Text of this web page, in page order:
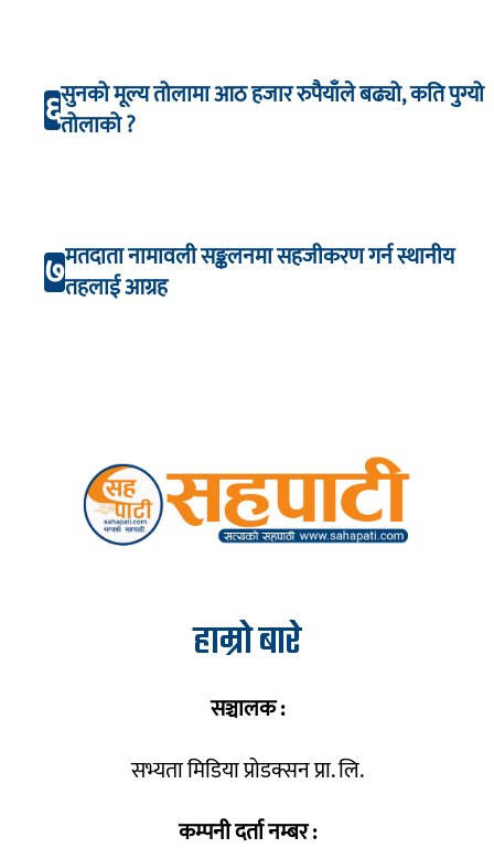
६सुनको मूल्य तोलामा आठ हजार रुपैयाँले बढ्यो, कति पुग्यो
तोलाको ?
७मतदाता नामावली सङ्कलनमा सहजीकरण गर्न स्थानीय
तहलाई आग्रह
हाम्रो बारे
सञ्चालक :
सभ्यता मिडिया प्रोडक्सन प्रा. लि.
कम्पनी दर्ता नम्बर :